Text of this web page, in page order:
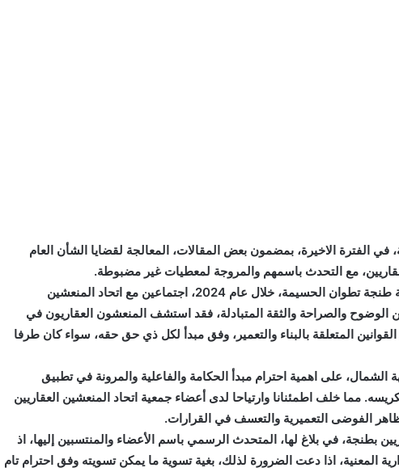
في الفترة الاخيرة، بمضمون بعض المقالات، المعالجة لقضايا الشأن العام
مع التحدث باسمهم والمروجة لمعطيات غير مضبوطة.
فقد عقد السيد يونس التازي والي جهة طنجة تطوان الحسيمة، خلال عام 2024، اجتماعين مع اتحاد المنعشين
والصراحة والثقة المتبادلة، فقد استشف المنعشون العقاريون في
المتعلقة بالبناء والتعمير، وفق مبدأ لكل ذي حق حقه، سواء كان طرفا
على اهمية احترام مبدأ الحكامة والفاعلية والمرونة في تطبيق
مما خلف اطمئنانا وارتياحا لدى أعضاء جمعية اتحاد المنعشين العقاريين
الفوضى التعميرية والتعسف في القرارات.
بطنجة، في بلاغ لها، المتحدث الرسمي باسم الأعضاء والمنتسبين إليها، اذ
المعنية، اذا دعت الضرورة لذلك، بغية تسوية ما يمكن تسويته وفق احترام تام